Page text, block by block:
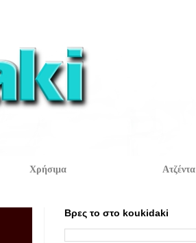
Χρήσιμα Ατζέντα
Βρες το στο koukidaki